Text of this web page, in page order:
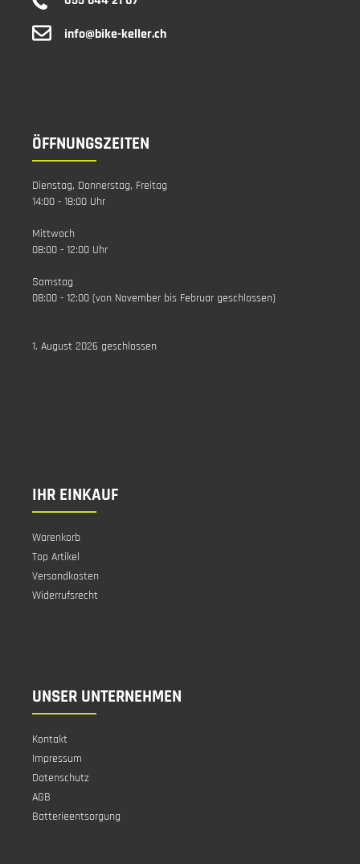
info@bike-keller.ch
ÖFFNUNGSZEITEN
Dienstag, Donnerstag, Freitag
14:00 - 18:00 Uhr
Mittwoch
08:00 - 12:00 Uhr
Samstag
08:00 - 12:00 (von November bis Februar geschlossen)
1. August 2026 geschlossen
IHR EINKAUF
Warenkorb
Top Artikel
Versandkosten
Widerrufsrecht
UNSER UNTERNEHMEN
Kontakt
Impressum
Datenschutz
AGB
Batterieentsorgung